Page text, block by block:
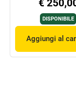
€
DISPONIBILE
Aggiungi al